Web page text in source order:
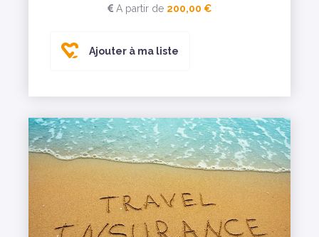
A partir de 200,00 €
Ajouter à ma liste